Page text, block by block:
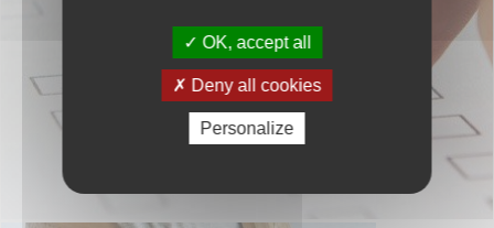
OK, accept all
Deny all cookies
Personalize